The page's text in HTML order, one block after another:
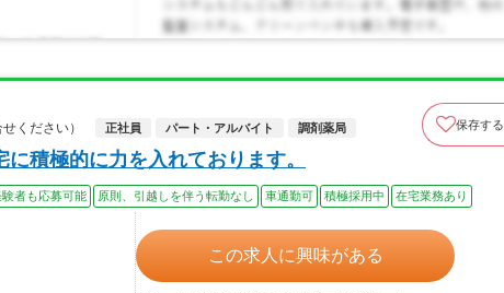
ください）
正社員 パート・アルバイト 調剤薬局 保存する
積極的に力を入れております。
験者も応募可能 原則、引越しを伴う転勤なし 車通勤可 積極採用中 在宅業務あり
この求人に興味がある